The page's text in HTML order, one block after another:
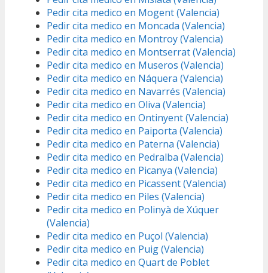
Pedir cita medico en Mogent (Valencia)
Pedir cita medico en Moncada (Valencia)
Pedir cita medico en Montroy (Valencia)
Pedir cita medico en Montserrat (Valencia)
Pedir cita medico en Museros (Valencia)
Pedir cita medico en Náquera (Valencia)
Pedir cita medico en Navarrés (Valencia)
Pedir cita medico en Oliva (Valencia)
Pedir cita medico en Ontinyent (Valencia)
Pedir cita medico en Paiporta (Valencia)
Pedir cita medico en Paterna (Valencia)
Pedir cita medico en Pedralba (Valencia)
Pedir cita medico en Picanya (Valencia)
Pedir cita medico en Picassent (Valencia)
Pedir cita medico en Piles (Valencia)
Pedir cita medico en Polinyà de Xúquer
(Valencia)
Pedir cita medico en Puçol (Valencia)
Pedir cita medico en Puig (Valencia)
Pedir cita medico en Quart de Poblet